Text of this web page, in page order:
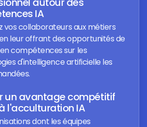
IA
vos collaborateurs aux métiers
leur offrant des opportunités de
compétences sur les
d'intelligence artificielle les
un avantage compétitif
l'acculturation IA
dont les équipes